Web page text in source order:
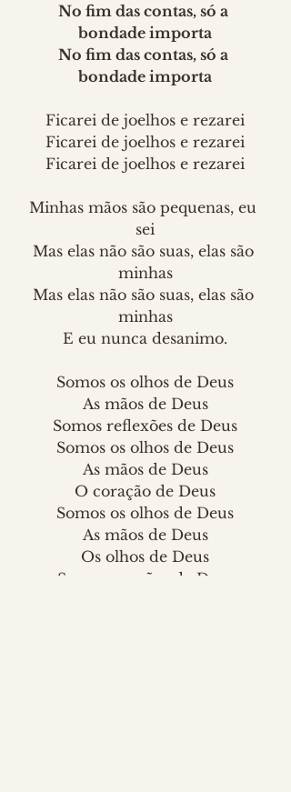
No fim das contas, só a
bondade importa
No fim das contas, só a
bondade importa
Ficarei de joelhos e rezarei
Ficarei de joelhos e rezarei
Ficarei de joelhos e rezarei
Minhas mãos são pequenas, eu
sei
Mas elas não são suas, elas são
minhas
Mas elas não são suas, elas são
minhas
E eu nunca desanimo.
Somos os olhos de Deus
As mãos de Deus
Somos reflexões de Deus
Somos os olhos de Deus
As mãos de Deus
O coração de Deus
Somos os olhos de Deus
As mãos de Deus
Os olhos de Deus
Somos as mãos de Deus